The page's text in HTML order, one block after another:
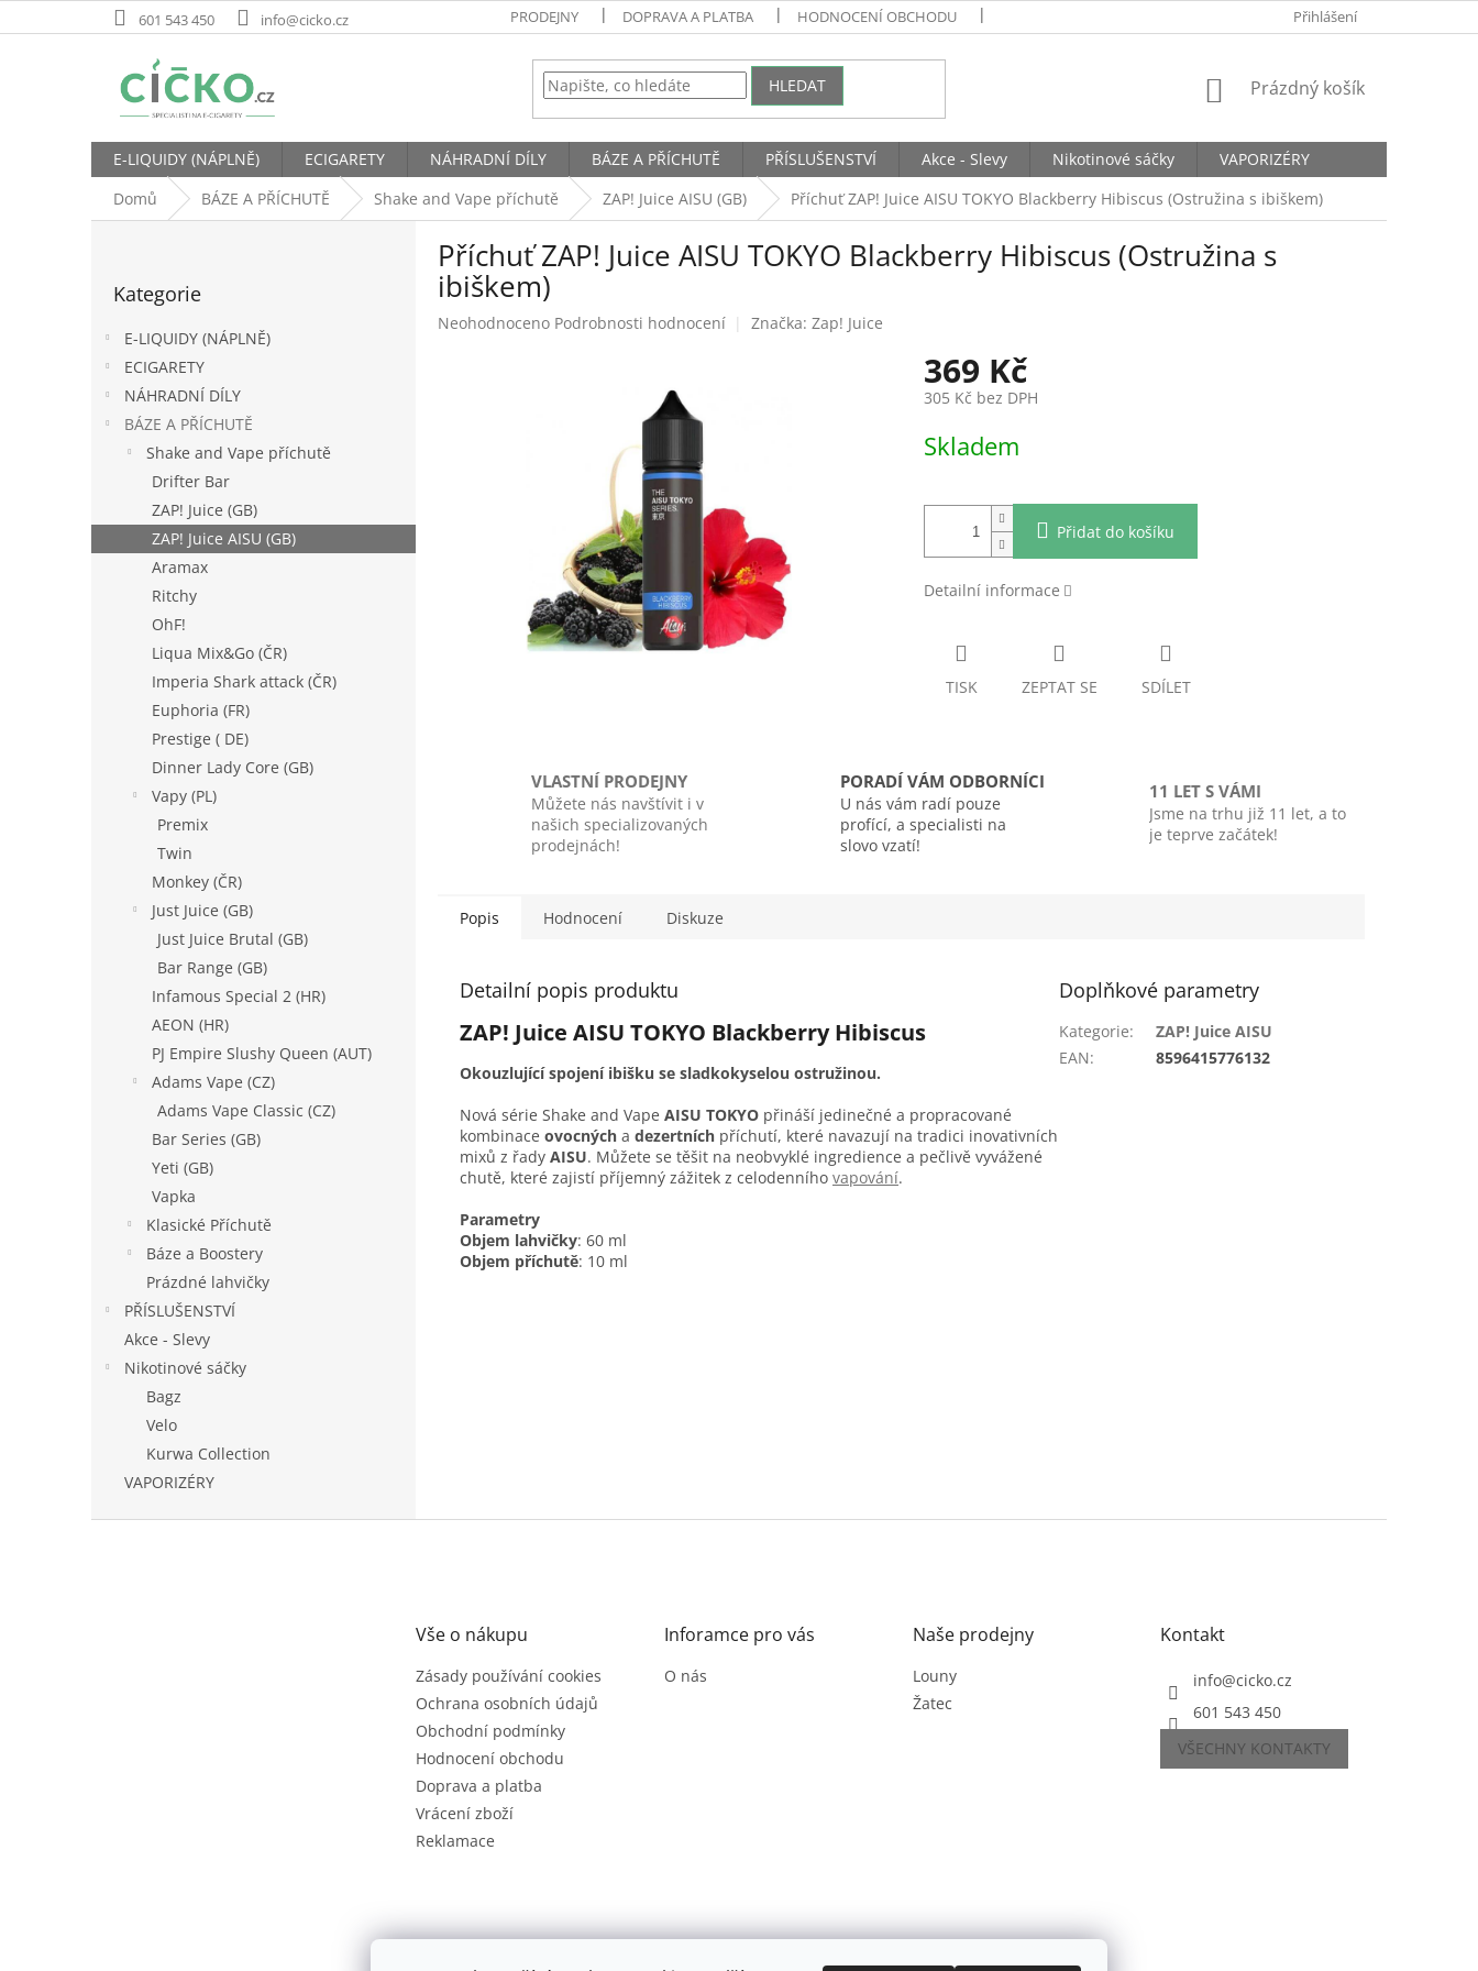
na
601 543 450 info@cicko.cz PRODEJNY DOPRAVA A PLATBA HODNOCENÍ OBCHODU Přihlášení
HLEDAT
NÁKUPNÍ
Prázdný košík
E-LIQUIDY (NÁPLNĚ) ECIGARETY NÁHRADNÍ DÍLY BÁZE A PŘÍCHUTĚ PŘÍSLUŠENSTVÍ Akce - Slevy Nikotinové sáčky
VAPORIZÉRY
Domů
BÁZE A PŘÍCHUTĚ Shake and Vape příchutě ZAP! Juice AISU (GB) Příchuť ZAP! Juice AISU TOKYO Blackberry Hibiscus (Ostružina s ibiškem)
e
l
kategorie
Kategorie
E-LIQUIDY (NÁPLNĚ)
ECIGARETY
NÁHRADNÍ DÍLY
BÁZE A PŘÍCHUTĚ
Shake and Vape příchutě
Drifter Bar
ZAP! Juice (GB)
ZAP! Juice AISU (GB)
Aramax
Ritchy
OhF!
Liqua Mix&Go (ČR)
Imperia Shark attack (ČR)
Euphoria (FR)
Prestige ( DE)
Dinner Lady Core (GB)
Vapy (PL)
Premix
Twin
Monkey (ČR)
Just Juice (GB)
Just Juice Brutal (GB)
Bar Range (GB)
Infamous Special 2 (HR)
AEON (HR)
PJ Empire Slushy Queen (AUT)
Adams Vape (CZ)
Adams Vape Classic (CZ)
Bar Series (GB)
Yeti (GB)
Vapka
Klasické Příchutě
Báze a Boostery
Prázdné lahvičky
PŘÍSLUŠENSTVÍ
Akce - Slevy
Nikotinové sáčky
Bagz
Velo
Kurwa Collection
VAPORIZÉRY
Příchuť ZAP! Juice AISU TOKYO Blackberry Hibiscus (Ostružina s
ibiškem)
Průměrné
Neohodnoceno Podrobnosti hodnocení Značka: Zap! Juice
369 Kč
305 Kč bez DPH
cena:
Skladem
Přidat do košíku
Detailní informace
TISK ZEPTAT SE SDÍLET
VLASTNÍ PRODEJNY
Můžete nás navštívit i v
našich specializovaných
prodejnách!
PORADÍ VÁM ODBORNÍCI
U nás vám radí pouze
profící, a specialisti na
slovo vzatí!
11 LET S VÁMI
Jsme na trhu již 11 let, a to
je teprve začátek!
Popis Hodnocení Diskuze
Detailní popis produktu
ZAP! Juice AISU TOKYO Blackberry Hibiscus
Okouzlující spojení ibišku se sladkokyselou ostružinou.
Nová série Shake and Vape AISU TOKYO přináší jedinečné a propracované
kombinace ovocných a dezertních příchutí, které navazují na tradici inovativních
mixů z řady AISU. Můžete se těšit na neobvyklé ingredience a pečlivě vyvážené
chutě, které zajistí příjemný zážitek z celodenního vapování.
Parametry
Objem lahvičky: 60 ml
Objem příchutě: 10 ml
Doplňkové parametry
Kategorie:
ZAP! Juice AISU
EAN: 8596415776132
Vše o nákupu
Zásady používání cookies
Ochrana osobních údajů
Obchodní podmínky
Hodnocení obchodu
Doprava a platba
Vrácení zboží
Reklamace
Inforamce pro vás
O nás
Naše prodejny
Louny
Žatec
Kontakt
info@cicko.cz
601 543 450
VŠECHNY KONTAKTY